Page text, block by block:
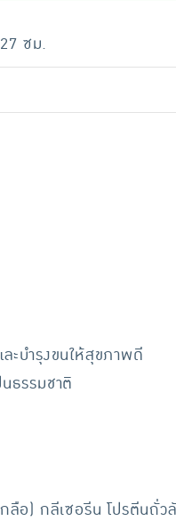
ซม.
ะบำรุงขนให้สุขภาพดี
ธรรมชาติ
อ) กลีเซอรีน โปรตีนถั่ว